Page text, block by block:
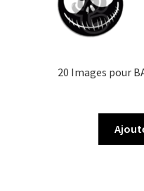
20 Images pour